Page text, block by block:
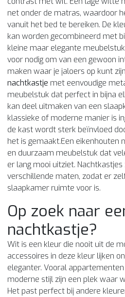
net onder de matras, waardoor
vanuit het bed te bereiken. De
kan worden gecombineerd met
kleine maar elegante
voor nodig om van een gewoon
maken waar je jaloers op kunt
nachtkastje met eenvoudige
meubelstuk dat perfect in bijna
kan deel uitmaken van een
klassieke of moderne manier is
de kast wordt sterk beïnvloed
het is gemaakt.Een eikenhouten
en duurzaam meubelstuk dat
er lang mooi uitziet. Nachtkastjes
verschillende maten, zodat er
slaapkamer ruimte voor is.
Op zoek naar
nachtkastje?
Wit is een kleur die nooit uit de
accessoires in deze kleur lijken
eleganter. Vooral
moderne stijl zijn een plek waar
Het past perfect bij andere